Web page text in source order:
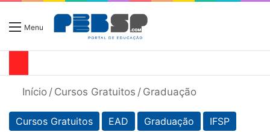
Menu
Início / Cursos Gratuitos / Graduação
Cursos Gratuitos EAD Graduação
IFSP